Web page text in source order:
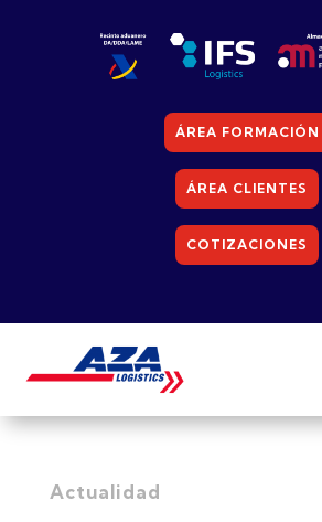
ÁREA FORMACIÓN
ÁREA CLIENTES
COTIZACIONES
Actualidad